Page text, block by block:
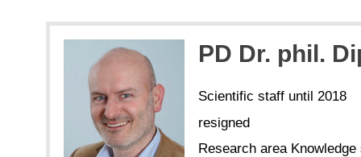
PD Dr. phil.
Scientific staff until 2018
resigned
Research area